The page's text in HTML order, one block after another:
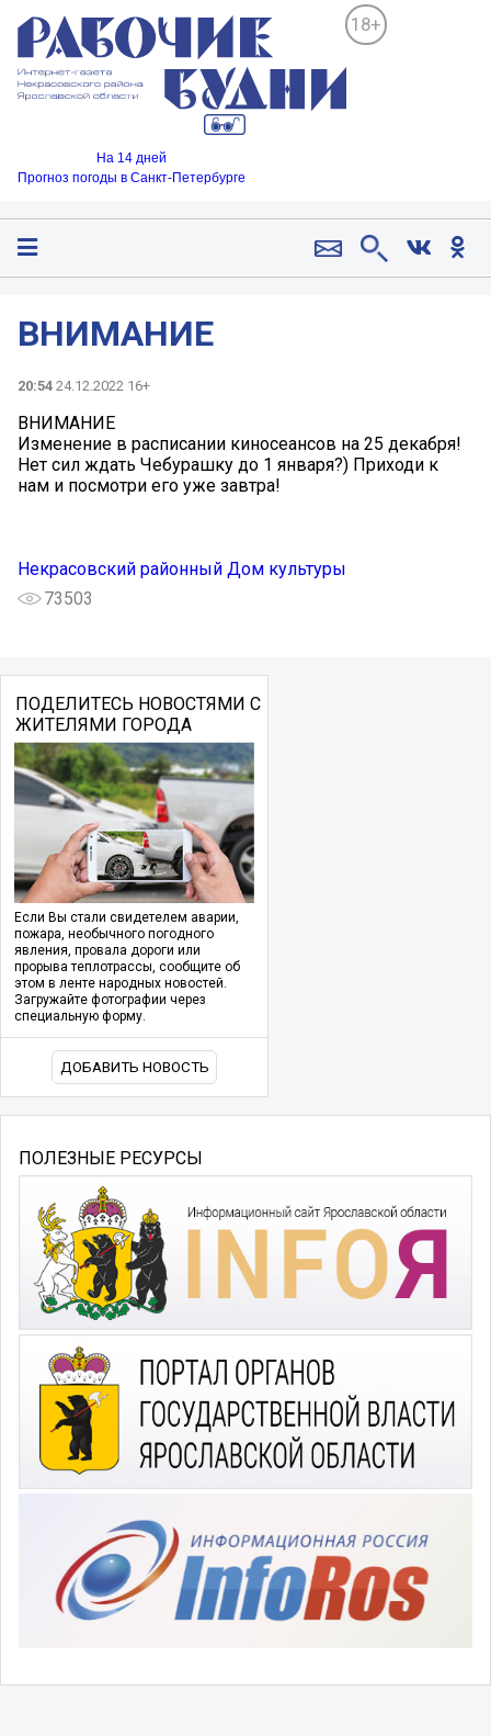
18+
На 14 дней
Прогноз погоды в Санкт-Петербурге
ВНИМАНИЕ
20:54 24.12.2022 16+
ВНИМАНИЕ
Изменение в расписании киносеансов на 25 декабря!
Нет сил ждать Чебурашку до 1 января?) Приходи к
нам и посмотри его уже завтра!
Некрасовский районный Дом культуры
73503
ПОДЕЛИТЕСЬ НОВОСТЯМИ С
ЖИТЕЛЯМИ ГОРОДА
Если Вы стали свидетелем аварии,
пожара, необычного погодного
явления, провала дороги или
прорыва теплотрассы, сообщите об
этом в ленте народных новостей.
Загружайте фотографии через
специальную форму.
ДОБАВИТЬ НОВОСТЬ
ПОЛЕЗНЫЕ РЕСУРСЫ